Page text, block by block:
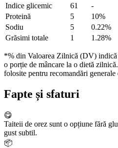
Indice glicemic
61
-
Proteină
5
10%
Sodiu
5
0.22%
Grăsimi totale
1 1.28%
*% din Valoarea Zilnică (DV)
o porție de mâncare la o dietă
folosite pentru recomandări generale
Fapte și sfaturi
😋
Taiteii de orez sunt o opțiune fără
gust subtil.
📦